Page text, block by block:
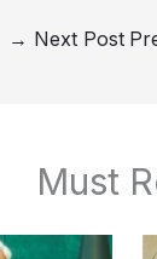
Next Post
→
Must